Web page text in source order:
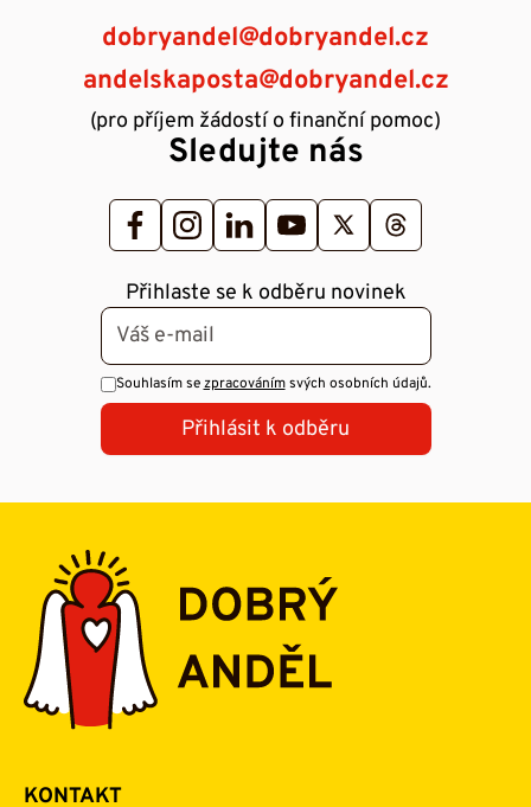
dobryandel@dobryandel.cz
andelskaposta@dobryandel.cz
(pro příjem žádostí o finanční pomoc)
Sledujte nás
Přihlaste se k odběru novinek
Souhlasím sezpracovánímsvých osobních údajů.
Přihlásit k odběru
KONTAKT